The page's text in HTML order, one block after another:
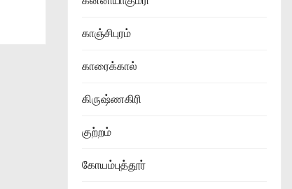
காஞ்சிபுரம்
காரைக்கால்
கிருஷ்ணகிரி
குற்றம்
கோயம்புத்தூர்